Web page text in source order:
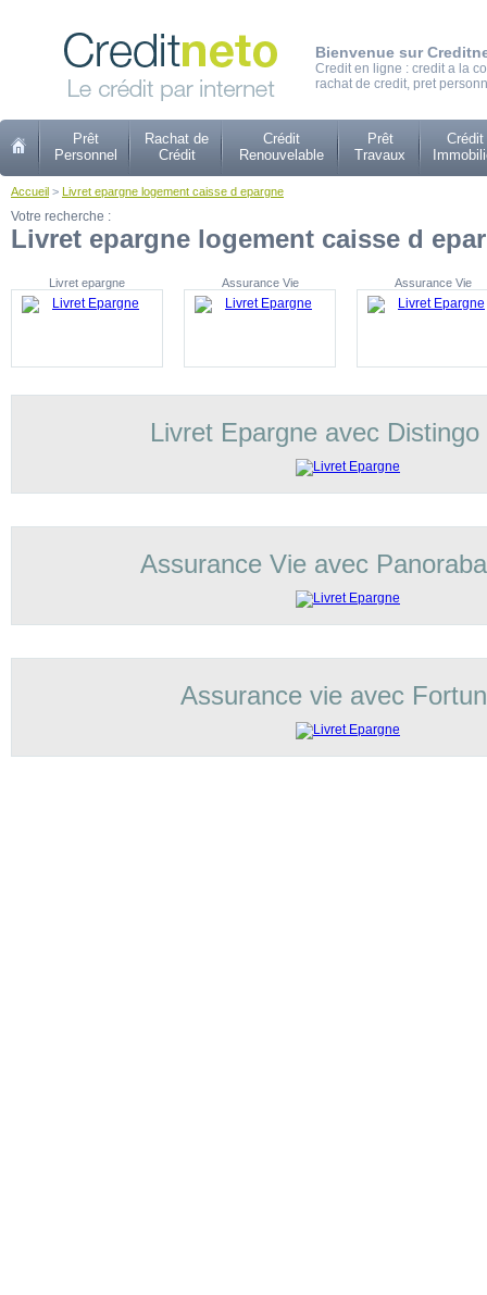
Bienvenue sur
Credit en ligne : credit a la
rachat de credit, pret
Prêt
Personnel
Rachat de
Crédit
Crédit
Renouvelable
Prêt
Travaux
Crédit
Accueil > Livret epargne logement caisse d epargne
Votre recherche :
Livret epargne logement caisse d
Livret epargne Assurance Vie Assurance Vie
Livret Epargne avec Distingo
Assurance Vie avec
Assurance vie avec